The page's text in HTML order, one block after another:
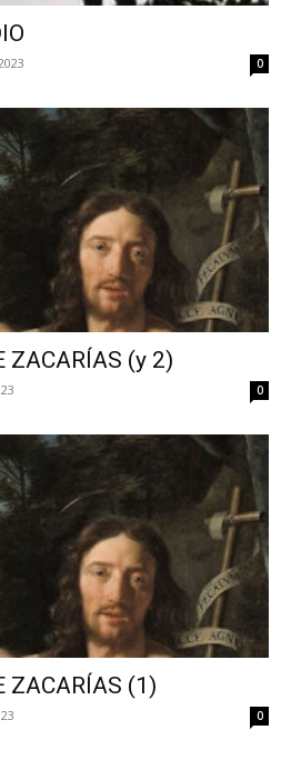
0
ZACARÍAS (y 2)
0
ZACARÍAS (1)
0